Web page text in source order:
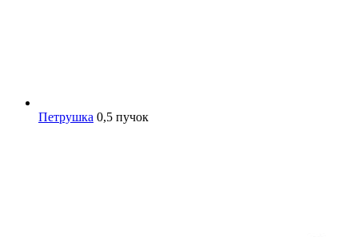
Петрушка 0,5 пучок